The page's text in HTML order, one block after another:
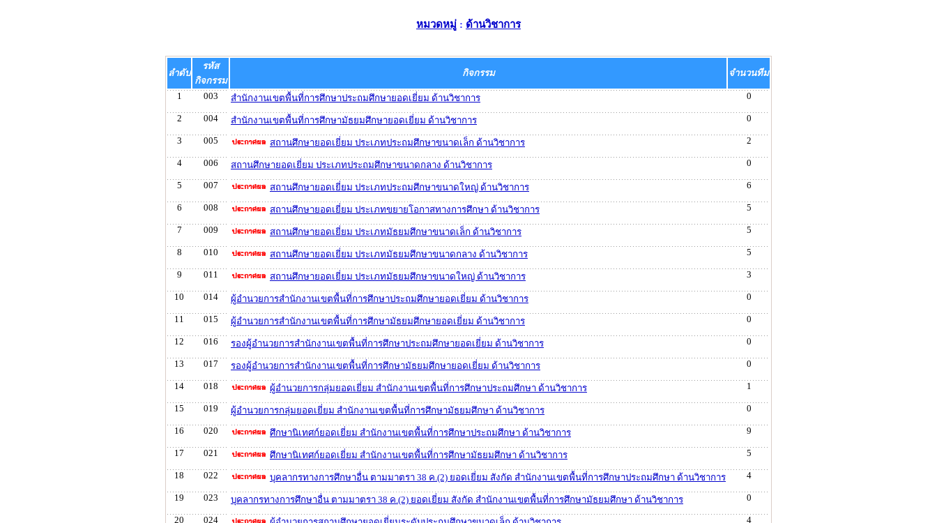
หมวดหมู่ : ด้านวิชาการ
ลำดับ
รหัส
กิจกรรม
กิจกรรม จำนวนทีม
1 003 สำนักงานเขตพื้นที่การศึกษาประถมศึกษายอดเยี่ยม ด้านวิชาการ 0
2 004 สำนักงานเขตพื้นที่การศึกษามัธยมศึกษายอดเยี่ยม ด้านวิชาการ 0
3 005 สถานศึกษายอดเยี่ยม ประเภทประถมศึกษาขนาดเล็ก ด้านวิชาการ 2
4 006 สถานศึกษายอดเยี่ยม ประเภทประถมศึกษาขนาดกลาง ด้านวิชาการ 0
5 007 สถานศึกษายอดเยี่ยม ประเภทประถมศึกษาขนาดใหญ่ ด้านวิชาการ 6
6 008 สถานศึกษายอดเยี่ยม ประเภทขยายโอกาสทางการศึกษา ด้านวิชาการ 5
7 009 สถานศึกษายอดเยี่ยม ประเภทมัธยมศึกษาขนาดเล็ก ด้านวิชาการ 5
8 010 สถานศึกษายอดเยี่ยม ประเภทมัธยมศึกษาขนาดกลาง ด้านวิชาการ 5
9 011 สถานศึกษายอดเยี่ยม ประเภทมัธยมศึกษาขนาดใหญ่ ด้านวิชาการ 3
10 014 ผู้อำนวยการสำนักงานเขตพื้นที่การศึกษาประถมศึกษายอดเยี่ยม ด้านวิชาการ 0
11 015 ผู้อำนวยการสำนักงานเขตพื้นที่การศึกษามัธยมศึกษายอดเยี่ยม ด้านวิชาการ 0
12 016 รองผู้อำนวยการสำนักงานเขตพื้นที่การศึกษาประถมศึกษายอดเยี่ยม ด้านวิชาการ 0
13 017 รองผู้อำนวยการสำนักงานเขตพื้นที่การศึกษามัธยมศึกษายอดเยี่ยม ด้านวิชาการ 0
14 018 ผู้อำนวยการกลุ่มยอดเยี่ยม สำนักงานเขตพื้นที่การศึกษาประถมศึกษา ด้านวิชาการ 1
15 019 ผู้อำนวยการกลุ่มยอดเยี่ยม สำนักงานเขตพื้นที่การศึกษามัธยมศึกษา ด้านวิชาการ 0
16 020 ศึกษานิเทศก์ยอดเยี่ยม สำนักงานเขตพื้นที่การศึกษาประถมศึกษา ด้านวิชาการ 9
17 021 ศึกษานิเทศก์ยอดเยี่ยม สำนักงานเขตพื้นที่การศึกษามัธยมศึกษา ด้านวิชาการ 5
18 022 บุคลากรทางการศึกษาอื่น ตามมาตรา 38 ค.(2) ยอดเยี่ยม สังกัด สำนักงานเขตพื้นที่การศึกษาประถมศึกษา ด้านวิชาการ 4
19 023 บุคลากรทางการศึกษาอื่น ตามมาตรา 38 ค.(2) ยอดเยี่ยม สังกัด สำนักงานเขตพื้นที่การศึกษามัธยมศึกษา ด้านวิชาการ 0
20 024 4